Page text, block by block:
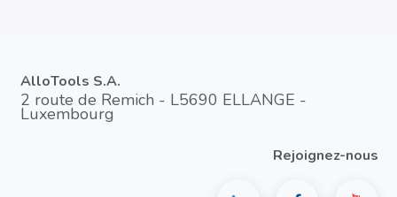
AlloTools S.A.
2 route de Remich - L5690 ELLANGE -
Luxembourg
Rejoignez-nous